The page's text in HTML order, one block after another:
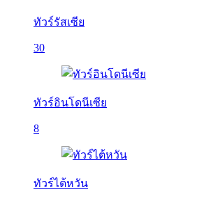
ทัวร์รัสเซีย
30
ทัวร์อินโดนีเซีย
8
ทัวร์ไต้หวัน